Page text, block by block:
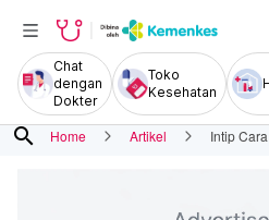
Chat
dengan
Dokter
Toko
Kesehatan
search Home Artikel Intip